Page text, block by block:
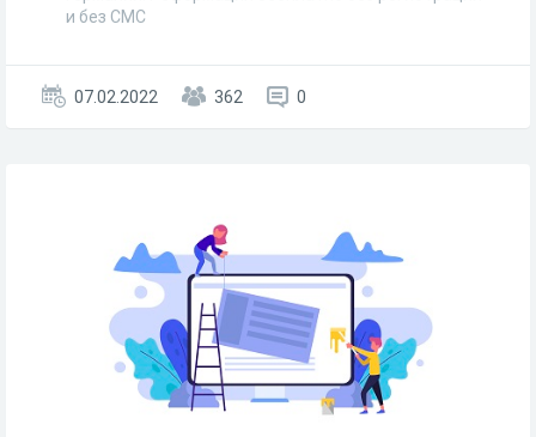
и без СМС
07.02.2022 362 0